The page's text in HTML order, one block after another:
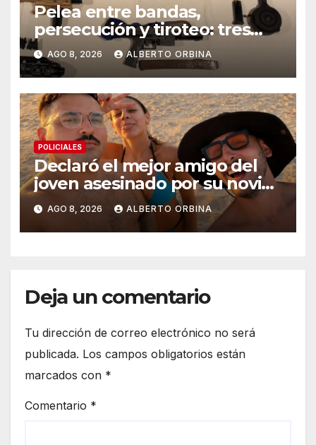
Pelea entre bandas,
persecución y tiroteo: tres
detenidos y un kit para armar
ametralladoras
AGO 8, 2026 ALBERTO ORBINA
POLICIALES
Declaró el mejor amigo del
joven asesinado por su novia
en Chaco: “Le supliqué para
que la dejara, él era su rehén”
AGO 8, 2026 ALBERTO ORBINA
Deja un comentario
Tu dirección de correo electrónico no será
publicada. Los campos obligatorios están
marcados con *
Comentario *